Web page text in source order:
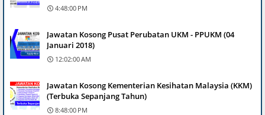
4:48:00 PM
Jawatan Kosong Pusat Perubatan UKM - PPUKM (04
Januari 2018)
12:02:00 AM
Jawatan Kosong Kementerian Kesihatan Malaysia (KKM)
(Terbuka Sepanjang Tahun)
8:48:00 PM